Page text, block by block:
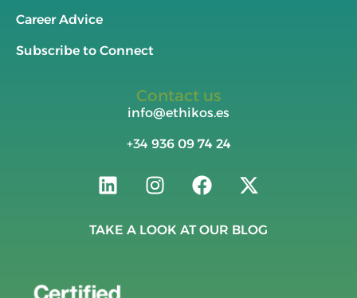
Career Advice
Subscribe to Connect
Contact us
info@ethikos.es
+34 936 09 74 24
TAKE A LOOK AT OUR BLOG